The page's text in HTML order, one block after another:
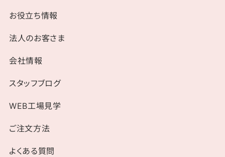
お役立ち情報
法人のお客さま
会社情報
スタッフブログ
WEB工場見学
ご注文方法
よくある質問